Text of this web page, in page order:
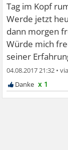
Tag im Kopf
Werde jetzt
dann morgen
Würde mich
seiner
04.08.2017 21:32 •
x 1